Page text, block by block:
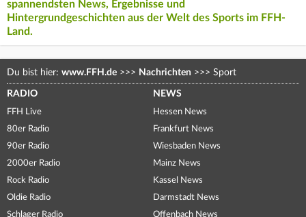
spannendsten News, Ergebnisse und
Hintergrundgeschichten aus der Welt des Sports im FFH-
Land.
Du bist hier: www.FFH.de >>> Nachrichten >>> Sport
RADIO
FFH Live
80er Radio
90er Radio
2000er Radio
Rock Radio
Oldie Radio
Schlager Radio
NEWS
Hessen News
Frankfurt News
Wiesbaden News
Mainz News
Kassel News
Darmstadt News
Offenbach News